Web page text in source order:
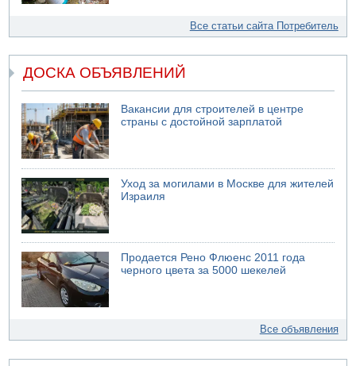
Все статьи сайта Потребитель
ДОСКА ОБЪЯВЛЕНИЙ
Вакансии для строителей в центре
страны с достойной зарплатой
Уход за могилами в Москве для жителей
Израиля
Продается Рено Флюенс 2011 года
черного цвета за 5000 шекелей
Все объявления